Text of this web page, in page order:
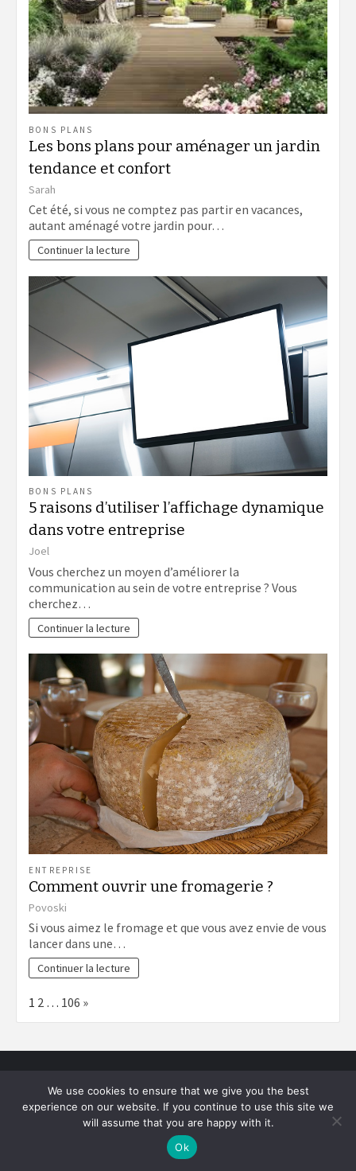
BONS PLANS
Les bons plans pour aménager un jardin
tendance et confort
Sarah
Cet été, si vous ne comptez pas partir en vacances,
autant aménagé votre jardin pour…
Continuer la lecture
BONS PLANS
5 raisons d’utiliser l’affichage dynamique
dans votre entreprise
Joel
Vous cherchez un moyen d’améliorer la
communication au sein de votre entreprise ? Vous
cherchez…
Continuer la lecture
ENTREPRISE
Comment ouvrir une fromagerie ?
Povoski
Si vous aimez le fromage et que vous avez envie de vous
lancer dans une…
Continuer la lecture
Page:
1 2 … 106 Next
»
Les nouveautés
TRANSPORTS DE PERSONNES
Aéroport de Nantes : les avantages d’un
We use cookies to ensure that we give you the best
experience on our website. If you continue to use this site we
will assume that you are happy with it.
Ok